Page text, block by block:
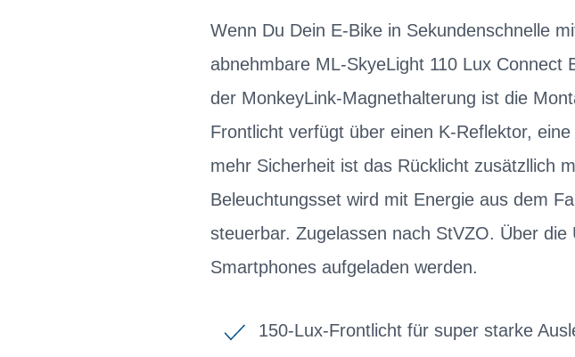
Wenn Du Dein E-Bike in Sekundenschnelle
abnehmbare ML-SkyeLight 110 Lux
der MonkeyLink-Magnethalterung ist die
Frontlicht verfügt über einen K-Reflektor,
mehr Sicherheit ist das Rücklicht zusätzllich
Beleuchtungsset wird mit Energie aus dem
steuerbar. Zugelassen nach StVZO. Über
Smartphones aufgeladen werden.
150-Lux-Frontlicht für super starke